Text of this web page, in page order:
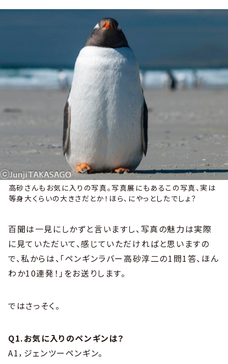
高砂さんもお気に入りの写真。写真展にもあるこの写真、実は
等身大くらいの大きさだとか！ほら、にやっとしたでしょ？
百聞は一見にしかずと言いますし、写真の魅力は実際
に見ていただいて、感じていただければと思いますの
で、私からは、「ペンギンラバー高砂淳二の1問1答、ほん
わか10連発！」をお送りします。
ではさっそく。
Q1.お気に入りのペンギンは？
A1，ジェンツーペンギン。